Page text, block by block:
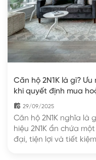
Căn hộ 2N1K là gì?
khi quyết định mua
29/09/2025
Căn hộ 2N1K nghĩa là
hiệu 2N1K ẩn chứa
đại, tiện lợi và tiết